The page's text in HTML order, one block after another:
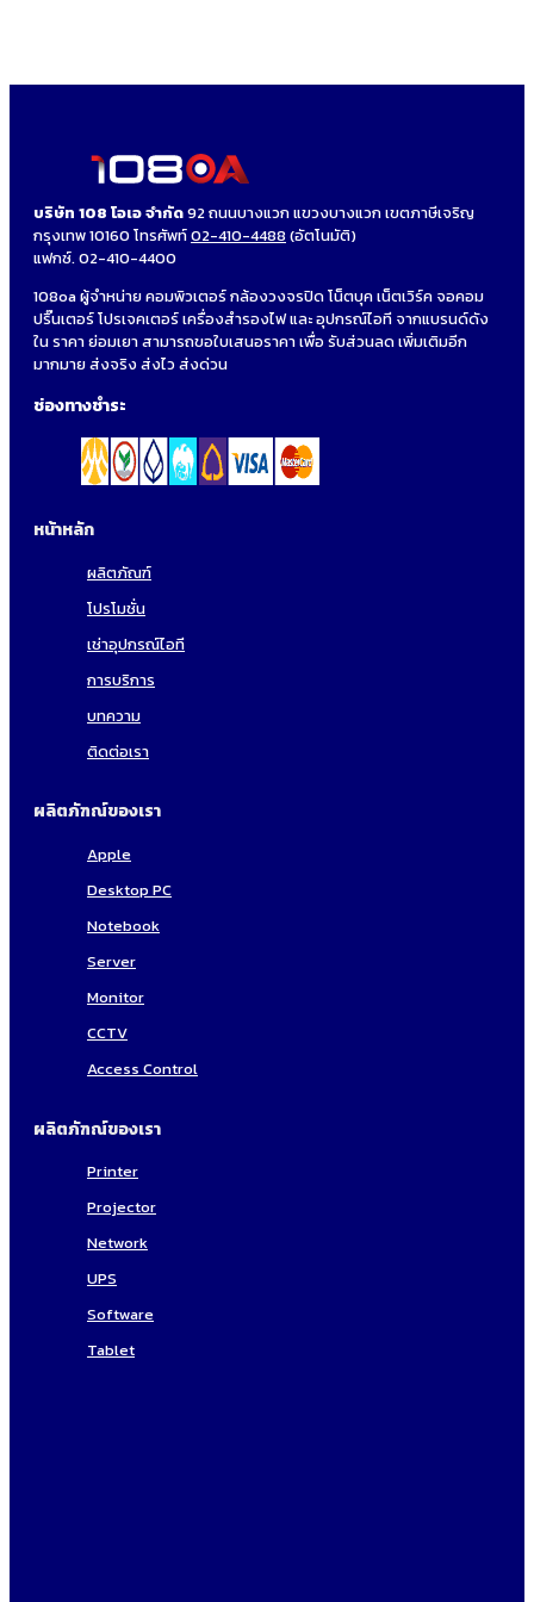
บริษัท 108 โอเอ จำกัด92 ถนนบางแวก แขวงบางแวก เขตภาษีเจริญ
กรุงเทพ 10160 โทรศัพท์02-410-4488 (อัตโนมัติ)
แฟกซ์. 02-410-4400
108oa ผู้จำหน่าย คอมพิวเตอร์ กล้องวงจรปิด โน็ตบุค เน็ตเวิร์ค จอคอม
ปริ๊นเตอร์ โปรเจคเตอร์ เครื่องสำรองไฟ และ อุปกรณ์ไอที จากแบรนด์ดัง
ใน ราคา ย่อมเยา สามารถขอใบเสนอราคา เพื่อ รับส่วนลด เพิ่มเติมอีก
มากมาย ส่งจริง ส่งไว ส่งด่วน
ช่องทางชำระ
หน้าหลัก
ผลิตภัณฑ์
โปรโมชั่น
เช่าอุปกรณ์ไอที
การบริการ
บทความ
ติดต่อเรา
ผลิตภัฑณ์ของเรา
Apple
Desktop PC
Notebook
Server
Monitor
CCTV
Access Control
ผลิตภัฑณ์ของเรา
Printer
Projector
Network
UPS
Software
Tablet